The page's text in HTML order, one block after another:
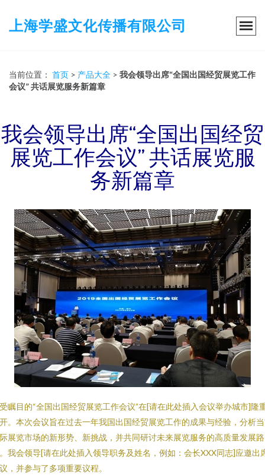
上海学盛文化传播有限公司
当前位置： 首页 > 产品大全 > 我会领导出席“全国出国经贸展览工作
会议” 共话展览服务新篇章
我会领导出席“全国出国经贸
展览工作会议” 共话展览服
务新篇章
瞩目的“全国出国经贸展览工作会议”在[请在此处插入会议举办城市]隆
。本次会议旨在过去一年我国出国经贸展览工作的成果与经验，分析
展览市场的新形势、新挑战，并共同研讨未来展览服务的高质量发展路
我会领导[请在此处插入领导职务及姓名，例如：会长XXX同志]应邀出
，并参与了多项重要议程。